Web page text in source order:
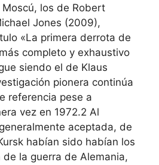
los de Robert
Jones (2009),
«La primera derrota de
completo y exhaustivo
siendo el de Klaus
pionera continúa
referencia pese a
vez en 1972.2 Al
aceptada, de
habían sido habían los
la guerra de Alemania,